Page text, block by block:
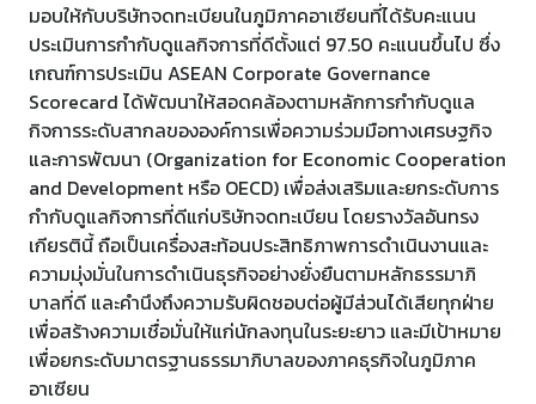
มอบให้กับบริษัทจดทะเบียนในภูมิภาคอาเซียนที่ได้รับคะแนน
ประเมินการกำกับดูแลกิจการที่ดีตั้งแต่ 97.50 คะแนนขึ้นไป ซึ่ง
เกณฑ์การประเมิน ASEAN Corporate Governance
Scorecard ได้พัฒนาให้สอดคล้องตามหลักการกำกับดูแล
กิจการระดับสากลขององค์การเพื่อความร่วมมือทางเศรษฐกิจ
และการพัฒนา (Organization for Economic Cooperation
and Development หรือ OECD) เพื่อส่งเสริมและยกระดับการ
กำกับดูแลกิจการที่ดีแก่บริษัทจดทะเบียน โดยรางวัลอันทรง
เกียรตินี้ ถือเป็นเครื่องสะท้อนประสิทธิภาพการดำเนินงานและ
ความมุ่งมั่นในการดำเนินธุรกิจอย่างยั่งยืนตามหลักธรรมาภิ
บาลที่ดี และคำนึงถึงความรับผิดชอบต่อผู้มีส่วนได้เสียทุกฝ่าย
เพื่อสร้างความเชื่อมั่นให้แก่นักลงทุนในระยะยาว และมีเป้าหมาย
เพื่อยกระดับมาตรฐานธรรมาภิบาลของภาคธุรกิจในภูมิภาค
อาเซียน